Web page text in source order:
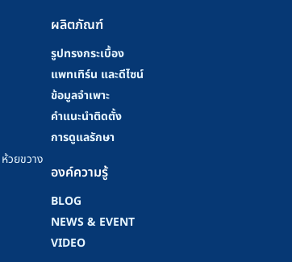
วยขวาง
ผลิตภัณฑ์
รูปทรงกระเบื้อง
แพทเทิร์น และดีไซน์
ข้อมูลจำเพาะ
คําแนะนําติดตั้ง
การดูแลรักษา
องค์ความรู้
BLOG
NEWS & EVENT
VIDEO